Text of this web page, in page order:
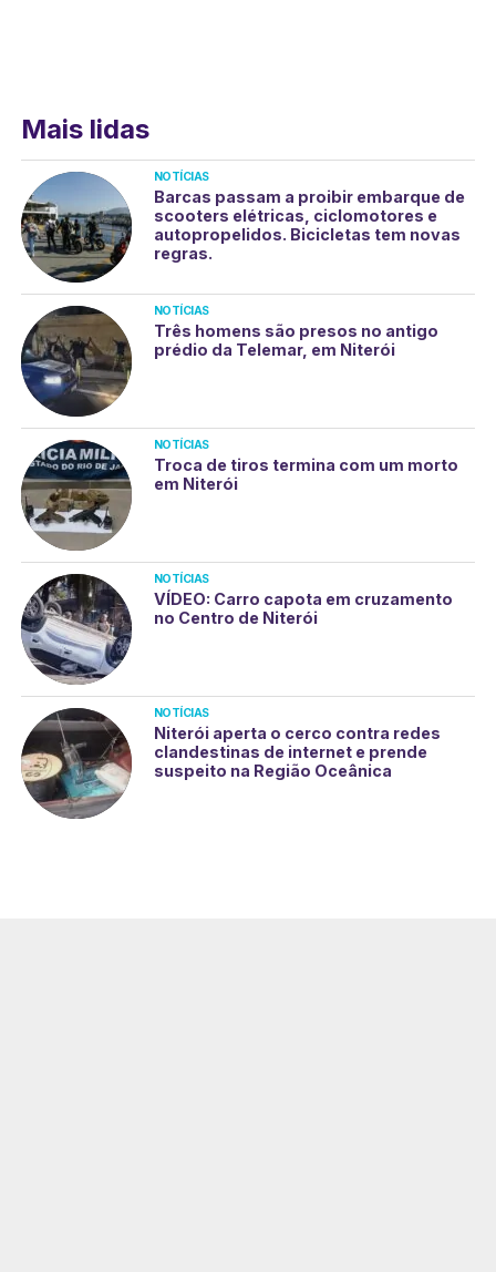
Mais lidas
NOTÍCIAS
Barcas passam a proibir embarque de
scooters elétricas, ciclomotores e
autopropelidos. Bicicletas tem novas
regras.
NOTÍCIAS
Três homens são presos no antigo
prédio da Telemar, em Niterói
NOTÍCIAS
Troca de tiros termina com um morto
em Niterói
NOTÍCIAS
VÍDEO: Carro capota em cruzamento
no Centro de Niterói
NOTÍCIAS
Niterói aperta o cerco contra redes
clandestinas de internet e prende
suspeito na Região Oceânica